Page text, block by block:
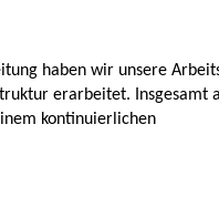
haben wir unsere
erarbeitet. Insgesamt
kontinuierlichen